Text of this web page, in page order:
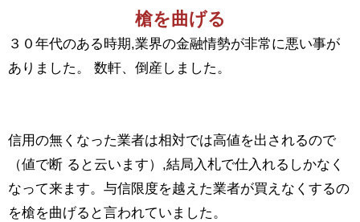
槍を曲げる
３０年代のある時期,業界の金融情勢が非常に悪い事が
ありました。 数軒、倒産しました。
信用の無くなった業者は相対では高値を出されるので
（値で断 ると云います）,結局入札で仕入れるしかなく
なって来ます。与信限度を越えた業者が買えなくするの
を槍を曲げると言われていました。